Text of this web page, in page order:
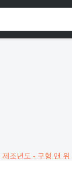
제조년도 - 구형 맨 위